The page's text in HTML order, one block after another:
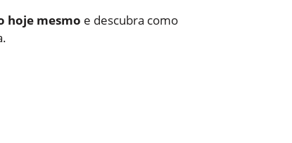
hoje mesmo e descubra como